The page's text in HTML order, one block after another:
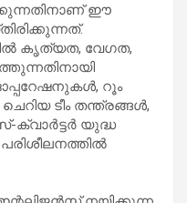
ഈ
കൃത്യത, വേഗത,
റൂം
ടീം തന്ത്രങ്ങൾ,
ക്വാർട്ടർ യുദ്ധ